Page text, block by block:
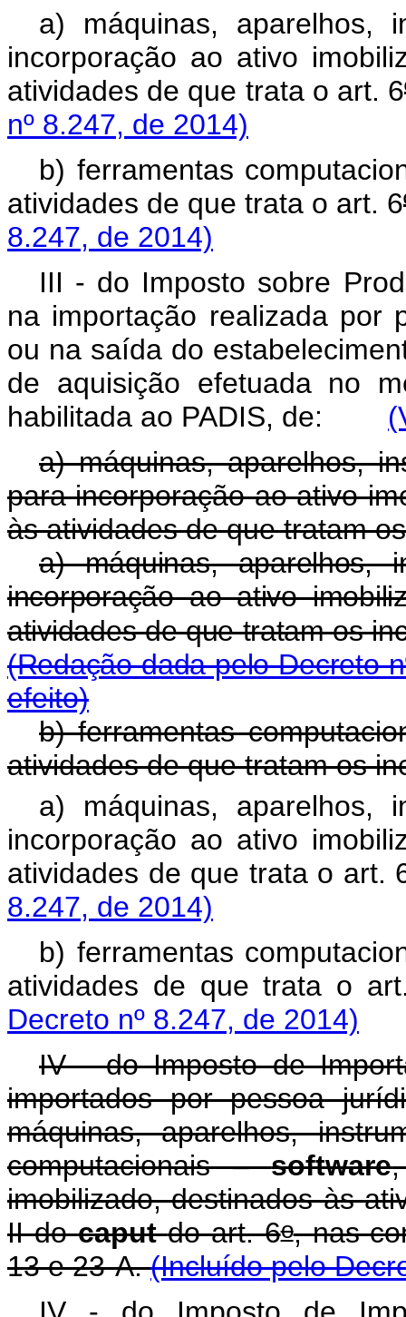
a) máquinas, aparelhos,
incorporação ao ativo
atividades de que trata o art. 6
nº 8.247, de 2014)
b) ferramentas
atividades de que trata o art. 6
8.247, de 2014)
III - do Imposto sobre
na importação realizada por
ou na saída do
de aquisição efetuada no
habilitada ao PADIS, de:
a) máquinas, aparelhos,
para incorporação ao ativo
às atividades de que tratam
a) máquinas, aparelhos,
incorporação ao ativo
atividades de que tratam os
(Redação dada pelo Decreto
efeito)
b) ferramentas
atividades de que tratam os
a) máquinas, aparelhos,
incorporação ao ativo
atividades de que trata o art.
8.247, de 2014)
b) ferramentas
atividades de que trata o
Decreto nº 8.247, de 2014)
IV - do Imposto de
importados por pessoa
máquinas, aparelhos,
computacionais –software
imobilizado, destinados às
II docaputdo art. 6o, nas
13 e 23-A.(Incluído pelo